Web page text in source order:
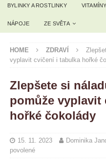
BYLINKY A ROSTLINKY
NÁPOJE ZE SVĚTA
HOME ZDRAVÍ
vyplavit cvičení i tabulka hořké
Zlepšete si
pomůže
hořké čokolády
15. 11. 2023 Dominika
povolené